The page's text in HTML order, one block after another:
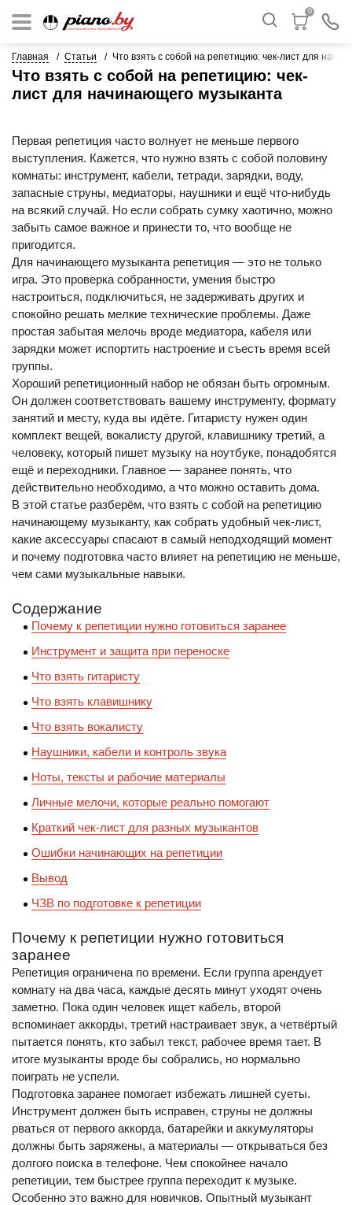
0
Главная Статьи Что взять с собой на репетицию: чек-лист для
Что взять с собой на репетицию: чек-
лист для начинающего музыканта
Первая репетиция часто волнует не меньше первого
выступления. Кажется, что нужно взять с собой половину
комнаты: инструмент, кабели, тетради, зарядки, воду,
запасные струны, медиаторы, наушники и ещё что-нибудь
на всякий случай. Но если собрать сумку хаотично, можно
забыть самое важное и принести то, что вообще не
пригодится.
Для начинающего музыканта репетиция — это не только
игра. Это проверка собранности, умения быстро
настроиться, подключиться, не задерживать других и
спокойно решать мелкие технические проблемы. Даже
простая забытая мелочь вроде медиатора, кабеля или
зарядки может испортить настроение и съесть время всей
группы.
Хороший репетиционный набор не обязан быть огромным.
Он должен соответствовать вашему инструменту, формату
занятий и месту, куда вы идёте. Гитаристу нужен один
комплект вещей, вокалисту другой, клавишнику третий, а
человеку, который пишет музыку на ноутбуке, понадобятся
ещё и переходники. Главное — заранее понять, что
действительно необходимо, а что можно оставить дома.
В этой статье разберём, что взять с собой на репетицию
начинающему музыканту, как собрать удобный чек-лист,
какие аксессуары спасают в самый неподходящий момент
и почему подготовка часто влияет на репетицию не меньше,
чем сами музыкальные навыки.
Содержание
Почему к репетиции нужно готовиться заранее
Инструмент и защита при переноске
Что взять гитаристу
Что взять клавишнику
Что взять вокалисту
Наушники, кабели и контроль звука
Ноты, тексты и рабочие материалы
Личные мелочи, которые реально помогают
Краткий чек-лист для разных музыкантов
Ошибки начинающих на репетиции
Вывод
ЧЗВ по подготовке к репетиции
Почему к репетиции нужно готовиться
заранее
Репетиция ограничена по времени. Если группа арендует
комнату на два часа, каждые десять минут уходят очень
заметно. Пока один человек ищет кабель, второй
вспоминает аккорды, третий настраивает звук, а четвёртый
пытается понять, кто забыл текст, рабочее время тает. В
итоге музыканты вроде бы собрались, но нормально
поиграть не успели.
Подготовка заранее помогает избежать лишней суеты.
Инструмент должен быть исправен, струны не должны
рваться от первого аккорда, батарейки и аккумуляторы
должны быть заряжены, а материалы — открываться без
долгого поиска в телефоне. Чем спокойнее начало
репетиции, тем быстрее группа переходит к музыке.
Особенно это важно для новичков. Опытный музыкант